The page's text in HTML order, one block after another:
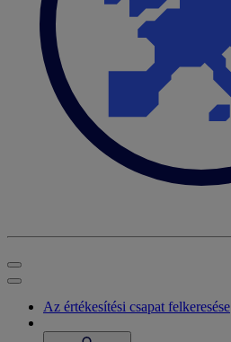
Az értékesítési csapat felkeresése